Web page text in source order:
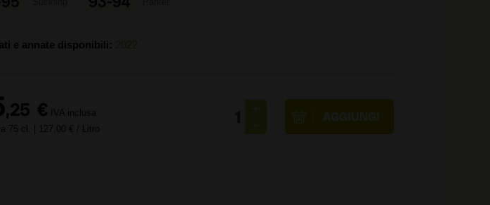
e annate disponibili:
,25 €
IVA inclusa
75 cl.
| 127,00 € / Litro